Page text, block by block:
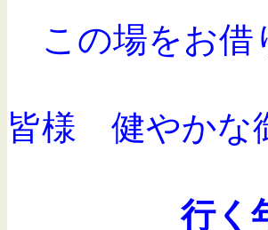
この場をお借
皆様 健やかな
行